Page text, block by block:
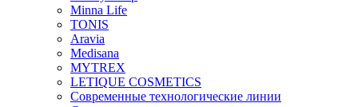
Minna Life
TONIS
Aravia
Medisana
MYTREX
LETIQUE COSMETICS
Современные технологические линии